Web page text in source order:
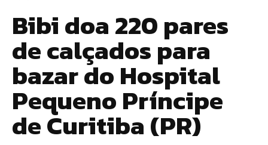
Bibi doa 220 pares
de calçados para
bazar do Hospital
Pequeno Príncipe
de Curitiba (PR)